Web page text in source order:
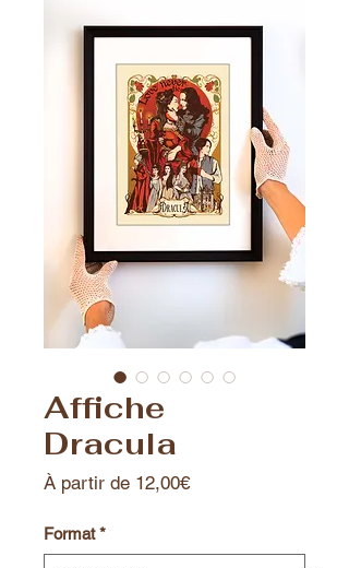
Affiche
Dracula
À partir de 12,00€Prix
Format *